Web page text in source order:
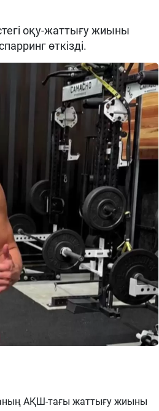
оқу-жаттығу жиыны
өткізді.
АҚШ-тағы жаттығу жиыны